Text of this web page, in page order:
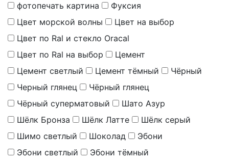
фотопечать картина
Фуксия
Цвет морской волны
Цвет на выбор
Цвет по Ral и стекло Oracal
Цвет по Ral на выбор
Цемент
Цемент светлый
Цемент тёмный
Чёрный
Черный глянец
Чёрный глянец
Чёрный суперматовый
Шато Азур
Шёлк Бронза
Шёлк Латте
Шёлк серый
Шимо светлый
Шоколад
Эбони
Эбони светлый
Эбони тёмный